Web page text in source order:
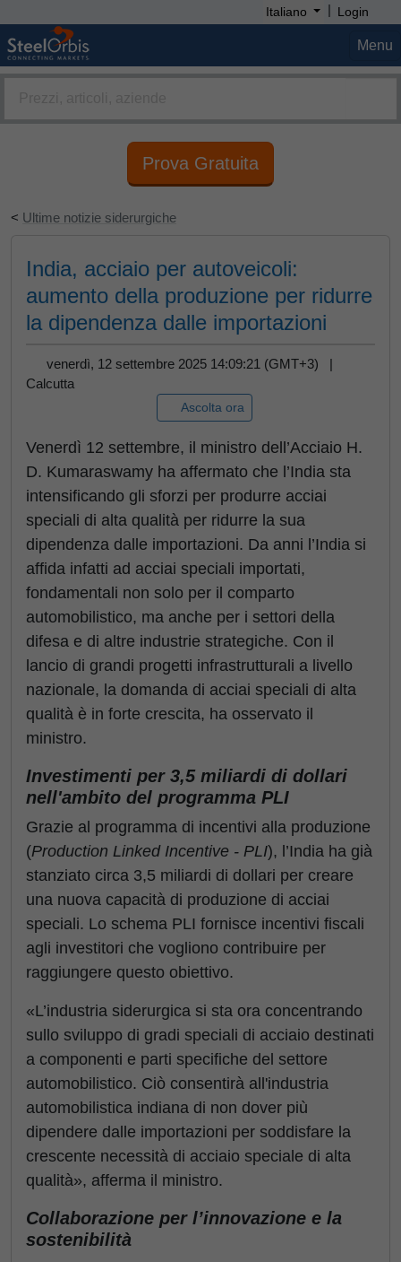
Italiano | Login
Menu
Prova Gratuita
< Ultime notizie siderurgiche
India, acciaio per autoveicoli:
aumento della produzione per ridurre
la dipendenza dalle importazioni
venerdì, 12 settembre 2025 14:09:21 (GMT+3) |
Calcutta
Ascolta ora
Venerdì 12 settembre, il ministro dell’Acciaio H.
D. Kumaraswamy ha affermato che l’India sta
intensificando gli sforzi per produrre acciai
speciali di alta qualità per ridurre la sua
dipendenza dalle importazioni. Da anni l’India si
affida infatti ad acciai speciali importati,
fondamentali non solo per il comparto
automobilistico, ma anche per i settori della
difesa e di altre industrie strategiche. Con il
lancio di grandi progetti infrastrutturali a livello
nazionale, la domanda di acciai speciali di alta
qualità è in forte crescita, ha osservato il
ministro.
Investimenti per 3,5 miliardi di dollari
nell'ambito del programma PLI
Grazie al programma di incentivi alla produzione
(Production Linked Incentive - PLI), l’India ha già
stanziato circa 3,5 miliardi di dollari per creare
una nuova capacità di produzione di acciai
speciali. Lo schema PLI fornisce incentivi fiscali
agli investitori che vogliono contribuire per
raggiungere questo obiettivo.
«L’industria siderurgica si sta ora concentrando
sullo sviluppo di gradi speciali di acciaio destinati
a componenti e parti specifiche del settore
automobilistico. Ciò consentirà all'industria
automobilistica indiana di non dover più
dipendere dalle importazioni per soddisfare la
crescente necessità di acciaio speciale di alta
qualità», afferma il ministro.
Collaborazione per l’innovazione e la
sostenibilità